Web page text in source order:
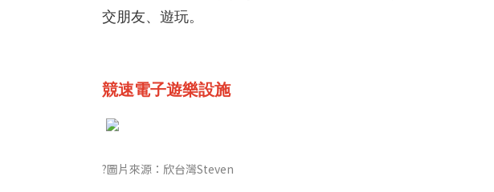
交朋友、遊玩。
競速電子遊樂設施
?圖片來源：欣台灣Steven